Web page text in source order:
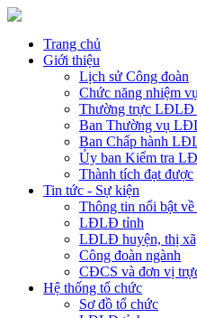
Trang chủ
Giới thiệu
Lịch sử Công đoàn
Chức năng nhiệm vụ
Thường trực LĐLĐ
Ban Thường vụ
Ban Chấp hành
Ủy ban Kiểm tra
Thành tích đạt được
Tin tức - Sự kiện
Thông tin nổi bật
LĐLĐ tỉnh
LĐLĐ huyện, thị
Công đoàn ngành
CĐCS và đơn vị
Hệ thống tổ chức
Sơ đồ tổ chức